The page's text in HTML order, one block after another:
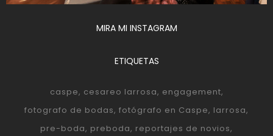
MIRA MI INSTAGRAM
ETIQUETAS
caspe cesareo larrosa engagement
fotografo de bodas fotógrafo en Caspe larrosa
pre-boda preboda reportajes de novios